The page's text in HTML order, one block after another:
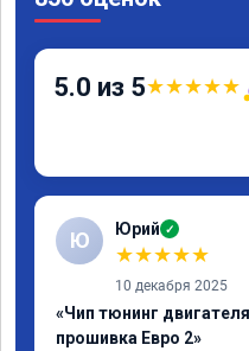
5.0 из 5★★★★★
Ю Юрий ✓
★★★★★
10 декабря 2025
«Чип тюнинг
прошивка Евро 2»